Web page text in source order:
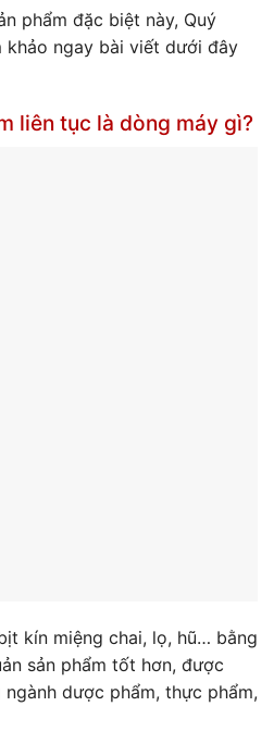
phẩm đặc biệt này, Quý
khảo ngay bài viết dưới đây
liên tục là dòng máy gì?
kín miệng chai, lọ, hũ… bằng
sản phẩm tốt hơn, được
dược phẩm, thực phẩm,